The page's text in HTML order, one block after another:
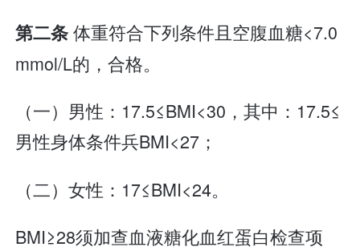
第二条体重符合下列条件且空腹血糖<7.0
mmol/L的，合格。
（一）男性：17.5≤BMI<30，其中：17.5≤
男性身体条件兵BMI<27；
（二）女性：17≤BMI<24。
BMI≥28须加查血液糖化血红蛋白检查项